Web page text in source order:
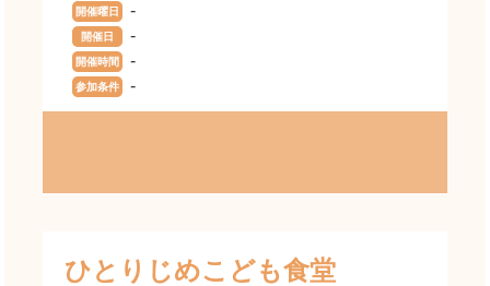
開催曜日 -
開催日 -
開催時間 -
参加条件 -
ひとりじめこども食堂